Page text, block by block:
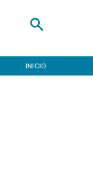
INICIO